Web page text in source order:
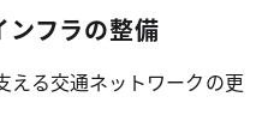
ンフラの整備
える交通ネットワークの更